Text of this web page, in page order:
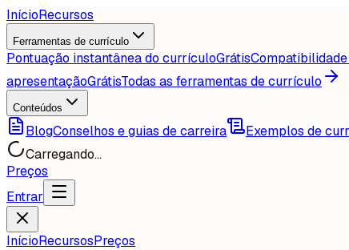
InícioRecursos
Ferramentas de currículo
Pontuação instantânea do currículoGrátis
apresentaçãoGrátisTodas as ferramentas de currículo
Conteúdos
BlogConselhos e guias de carreira Exemplos de
Carregando...
Preços
Entrar
InícioRecursosPreços